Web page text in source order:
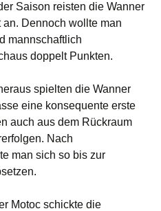
Saison reisten die Wanner
Dennoch wollte man
mannschaftlich
doppelt Punkten.
spielten die Wanner
eine konsequente erste
auch aus dem Rückraum
Nach
man sich so bis zur
Motoc schickte die